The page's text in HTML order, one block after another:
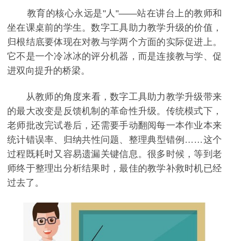
教育的核心永远是"人"——站在讲台上的教师和
坐在课桌前的学生。数字工具助力教学升级的价值，
归根结底要体现在对教与学两个方面的实际促进上。
它不是一个冷冰冰的评分机器，而是连接教与学、促
进双向提升的桥梁。
从教师的角度来看，数字工具助力教学升级带来
的最大改变是反馈机制的革命性升级。传统模式下，
老师批改完试卷后，还需要手动翻阅每一本作业本来
统计错误率、归纳共性问题、整理典型错例……这个
过程既耗时又容易遗漏关键信息。很多时候，等到老
师终于整理出分析结果时，最佳的教学补救时机已经
过去了。